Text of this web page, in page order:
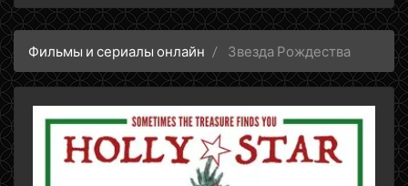
Фильмы и сериалы онлайн Звезда Рождества